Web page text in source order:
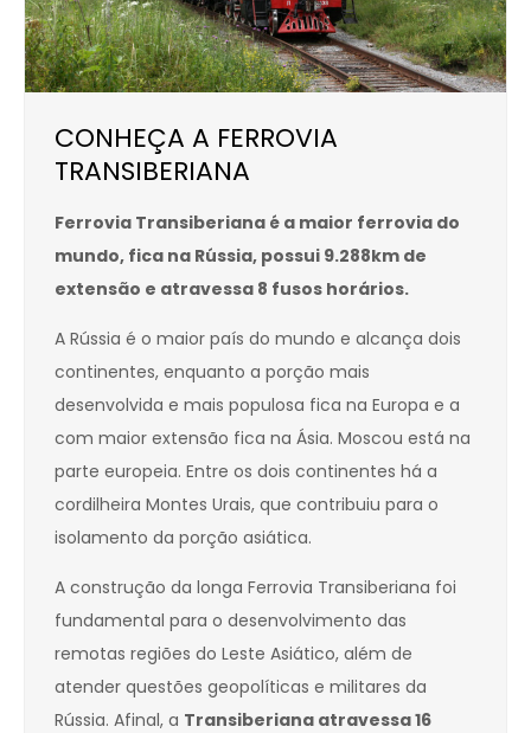
CONHEÇA A FERROVIA
TRANSIBERIANA
Ferrovia Transiberiana é a maior ferrovia do
mundo, fica na Rússia, possui 9.288km de
extensão e atravessa 8 fusos horários.
A Rússia é o maior país do mundo e alcança dois
continentes, enquanto a porção mais
desenvolvida e mais populosa fica na Europa e a
com maior extensão fica na Ásia. Moscou está na
parte europeia. Entre os dois continentes há a
cordilheira Montes Urais, que contribuiu para o
isolamento da porção asiática.
A construção da longa Ferrovia Transiberiana foi
fundamental para o desenvolvimento das
remotas regiões do Leste Asiático, além de
atender questões geopolíticas e militares da
Rússia. Afinal, a Transiberiana atravessa 16